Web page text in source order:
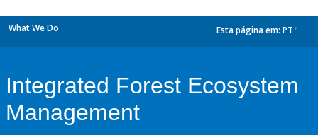
What We Do Esta página em: PT
Integrated Forest Ecosystem
Management